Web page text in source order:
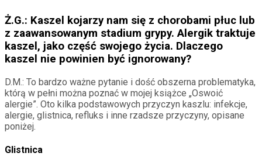
Ż.G.: Kaszel kojarzy nam się z chorobami płuc lub
z zaawansowanym stadium grypy. Alergik traktuje
kaszel, jako część swojego życia. Dlaczego
kaszel nie powinien być ignorowany?
D.M.: To bardzo ważne pytanie i dość obszerna problematyka,
którą w pełni można poznać w mojej książce „Oswoić
alergie”. Oto kilka podstawowych przyczyn kaszlu: infekcje,
alergie, glistnica, refluks i inne rzadsze przyczyny, opisane
poniżej.
Glistnica